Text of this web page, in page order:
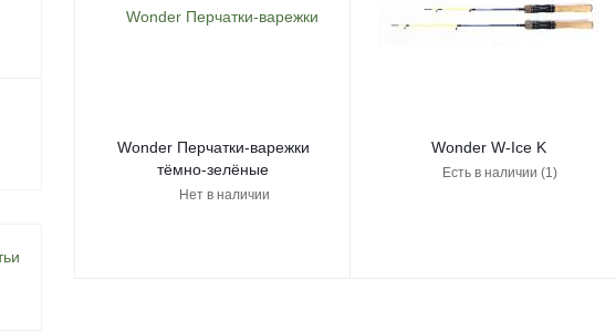
Wonder Перчатки-варежки
тёмно-зелёные
Нет в наличии
Wonder W-Ice K
Есть в наличии (1)